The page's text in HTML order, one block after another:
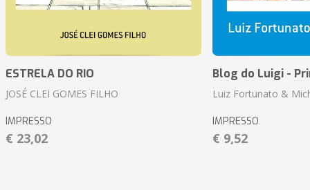
ESTRELA DO RIO
JOSÉ CLEI GOMES FILHO
IMPRESSO
€ 23,02
Blog do Luigi -
Luiz Fortunato &
IMPRESSO
€ 9,52